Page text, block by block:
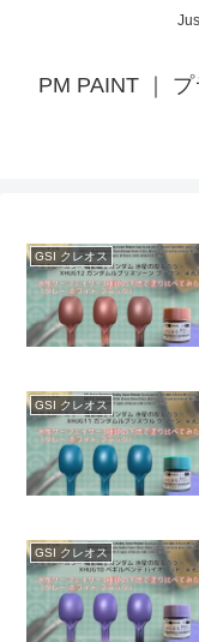
PM PAINT ｜
GSI クレオス
GSI クレオス
GSI クレオス